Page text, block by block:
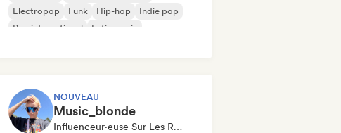
Electropop
Funk Hip-hop
Indie pop
Rap international
Latin music
NOUVEAU
Music_blonde
Influenceur·euse Sur Les Réseaux Sociaux